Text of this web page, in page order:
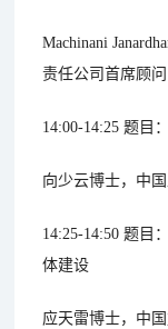
Machinani
责任公司首席顾问
14:00-14:25 题目
向少云博士，中
14:25-14:50 题目
体建设
应天雷博士，中